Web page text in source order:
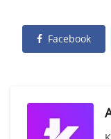
Facebook